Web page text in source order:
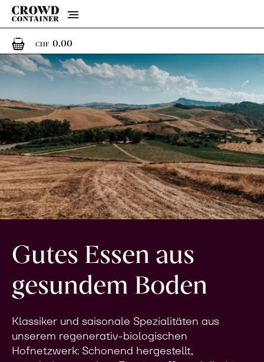
Menu
CHF 0.000 Artikel im Warenkorb
Gutes Essen aus
gesundem Boden
Klassiker und saisonale Spezialitäten aus
unserem regenerativ-biologischen
Hofnetzwerk: Schonend hergestellt,